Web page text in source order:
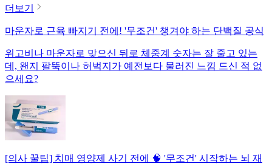
더보기
마운자로 근육 빠지기 전에! '무조건' 챙겨야 하는 단백질 공식
위고비나 마운자로 맞으신 뒤로 체중계 숫자는 잘 줄고 있는
데, 왠지 팔뚝이나 허벅지가 예전보다 물러진 느낌 드신 적 없
으세요?
[의사 꿀팁] 치매 영양제 사기 전에 🧠 '무조건' 시작하는 뇌 재